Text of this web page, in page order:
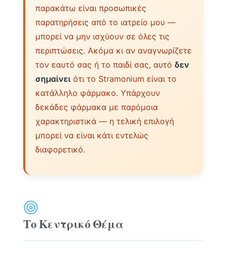
παρακάτω είναι προσωπικές
παρατηρήσεις από το ιατρείο μου —
μπορεί να μην ισχύουν σε όλες τις
περιπτώσεις. Ακόμα κι αν αναγνωρίζετε
τον εαυτό σας ή το παιδί σας, αυτό δεν
σημαίνει ότι το Stramonium είναι το
κατάλληλο φάρμακο. Υπάρχουν
δεκάδες φάρμακα με παρόμοια
χαρακτηριστικά — η τελική επιλογή
μπορεί να είναι κάτι εντελώς
διαφορετικό.
Το Κεντρικό Θέμα